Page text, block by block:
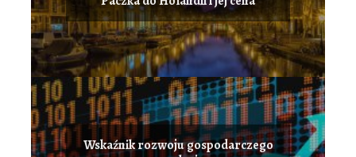
Wskaźnik rozwoju gospodarczego